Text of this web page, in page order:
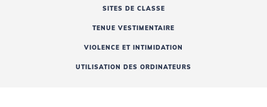
SITES DE CLASSE
TENUE VESTIMENTAIRE
VIOLENCE ET INTIMIDATION
UTILISATION DES ORDINATEURS